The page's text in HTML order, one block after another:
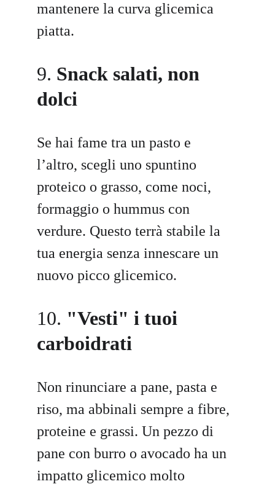
mantenere la curva glicemica
piatta.
9. Snack salati, non
dolci
Se hai fame tra un pasto e
l’altro, scegli uno spuntino
proteico o grasso, come noci,
formaggio o hummus con
verdure. Questo terrà stabile la
tua energia senza innescare un
nuovo picco glicemico.
10. "Vesti" i tuoi
carboidrati
Non rinunciare a pane, pasta e
riso, ma abbinali sempre a fibre,
proteine e grassi. Un pezzo di
pane con burro o avocado ha un
impatto glicemico molto